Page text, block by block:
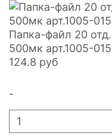
Папка-файл 20
500мк арт.1005-
124.8 руб
-